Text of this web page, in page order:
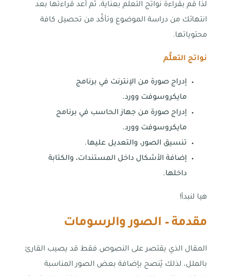
لذا قم بقراءة نواتج التعلُّم بعناية، ثم أعد قراءتها بعد
انتهائك من دراسة الموضوع وتأكَّد من تحصيل كافة
محتوياتها.
نواتج التعلُّم
إدراج صورة من الإنترنت في برنامج
مايكروسوفت وورد.
إدراج صورة من جهاز الحاسب في برنامج
مايكروسوفت وورد.
تنسيق الصور، والتعديل عليها.
إضافة الأشكال داخل المستندات، والكتابة
داخلها.
هيا لنبدأ!
مقدمة – الصور والرسومات
المقال الذي يقتصر على النصوص فقط قد يصيب القارئ
بالملل، لذلك يُنصح بإضافة بعض الصور المناسبة